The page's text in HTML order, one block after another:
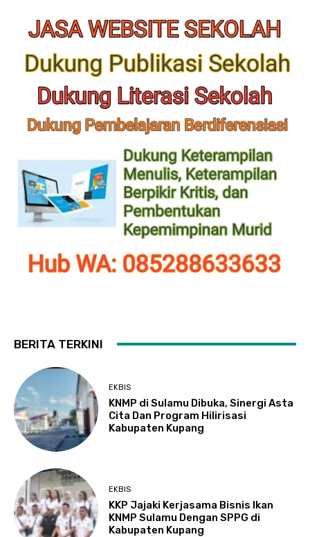
BERITA TERKINI
EKBIS
KNMP di Sulamu Dibuka, Sinergi Asta
Cita Dan Program Hilirisasi
Kabupaten Kupang
EKBIS
KKP Jajaki Kerjasama Bisnis Ikan
KNMP Sulamu Dengan SPPG di
Kabupaten Kupang